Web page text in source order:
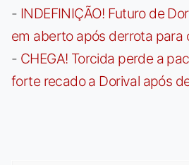
- INDEFINIÇÃO! Futuro de
em aberto após derrota para
- CHEGA! Torcida perde a
forte recado a Dorival após